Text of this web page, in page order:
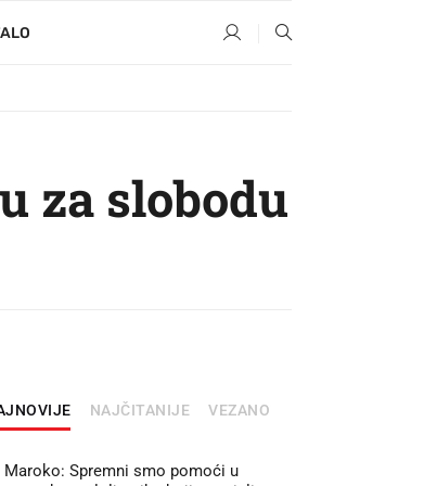
za slobodu
NAJČITANIJE VEZANO
Maroko: Spremni smo pomoći u